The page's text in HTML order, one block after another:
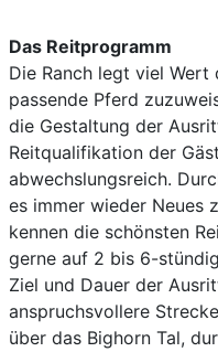
Das Reitprogramm
Die Ranch legt viel Wert
passende Pferd
die Gestaltung der
Reitqualifikation der
abwechslungsreich.
es immer wieder Neues
kennen die schönsten
gerne auf 2 bis 6-
Ziel und Dauer der
anspruchsvollere
über das Bighorn Tal,